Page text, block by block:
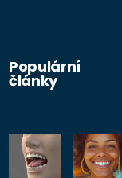
Populární
články